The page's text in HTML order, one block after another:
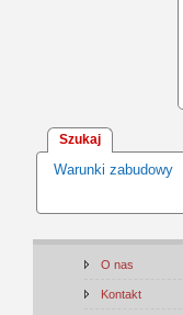
Szukaj
Warunki zabudowy
O nas
Kontakt